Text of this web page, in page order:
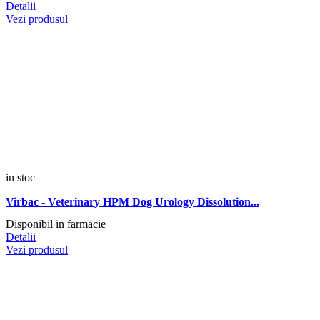
Detalii
Vezi produsul
in stoc
Virbac - Veterinary HPM Dog Urology Dissolution...
Disponibil in farmacie
Detalii
Vezi produsul